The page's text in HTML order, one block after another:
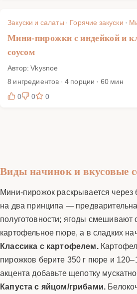
Закуски и салаты · Горячие закуски ·
Мини-пирожки с индейкой и
соусом
Автор: Vkysnoe
8 ингредиентов · 4 порции · 60 мин
0
0 0
Виды начинок и вкусовые
Мини-пирожок раскрывается через
на два принципа —
полуготовности; ягоды
картофельное пюре, а в сладких
Классика с картофелем.
пирожков берите 350 г пюре и
акцента добавьте щепотку
Капуста с яйцом/грибами.